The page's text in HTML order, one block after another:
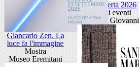
Porta Aperta 2026
Ciclo di eventi
Porta San Giovanni
Giancarlo Zen. La
luce fa l'immagine
Mostra
Museo Eremitani